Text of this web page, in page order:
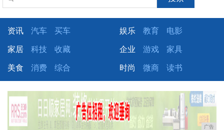
资讯 汽车 买车 娱乐 教育 电影
家居 科技 收藏 企业 游戏 家具
美食 消费 综合 时尚 微商 读书
广告